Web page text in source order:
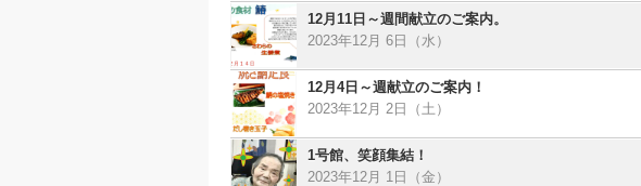
12月11日～週間献立のご案内。
2023年12月 6日（水）
12月4日～週献立のご案内！
2023年12月 2日（土）
1号館、笑顔集結！
2023年12月 1日（金）